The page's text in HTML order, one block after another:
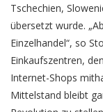
Tschechien,
übersetzt wurde.
Einzelhandel“, so
Einkaufszentren,
Internet-Shops
Mittelstand bleibt